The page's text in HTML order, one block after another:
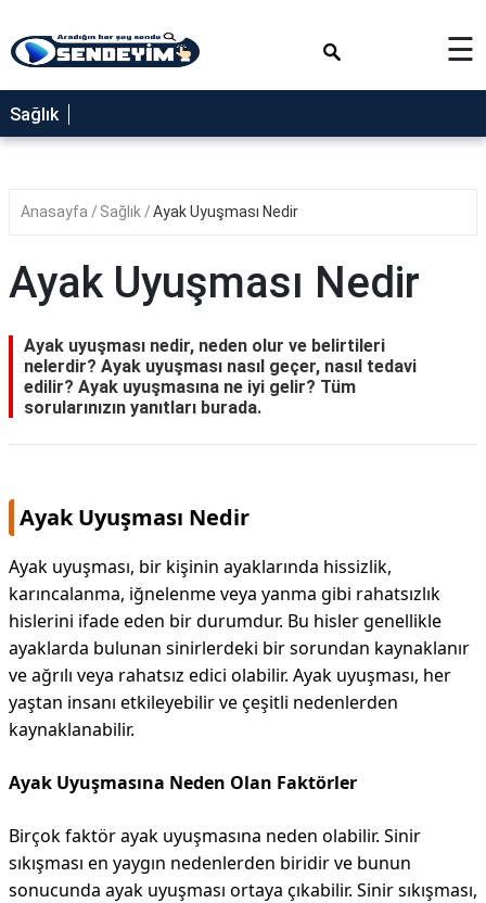
SAĞLIK
NEDİR
YEMEK
RÜYA
TABİRLERİ
GEZİLECEK
YERLER
BLOG
☰
Sağlık
Anasayfa Sağlık Ayak Uyuşması Nedir
Ayak Uyuşması Nedir
Ayak uyuşması nedir, neden olur ve belirtileri
nelerdir? Ayak uyuşması nasıl geçer, nasıl tedavi
edilir? Ayak uyuşmasına ne iyi gelir? Tüm
sorularınızın yanıtları burada.
Ayak Uyuşması Nedir
Ayak uyuşması, bir kişinin ayaklarında hissizlik,
karıncalanma, iğnelenme veya yanma gibi rahatsızlık
hislerini ifade eden bir durumdur. Bu hisler genellikle
ayaklarda bulunan sinirlerdeki bir sorundan kaynaklanır
ve ağrılı veya rahatsız edici olabilir. Ayak uyuşması, her
yaştan insanı etkileyebilir ve çeşitli nedenlerden
kaynaklanabilir.
Ayak Uyuşmasına Neden Olan Faktörler
Birçok faktör ayak uyuşmasına neden olabilir. Sinir
sıkışması en yaygın nedenlerden biridir ve bunun
sonucunda ayak uyuşması ortaya çıkabilir. Sinir sıkışması,